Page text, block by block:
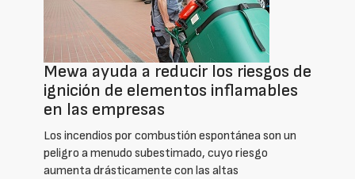
Mewa ayuda a reducir los riesgos de
ignición de elementos inflamables
en las empresas
Los incendios por combustión espontánea son un
peligro a menudo subestimado, cuyo riesgo
aumenta drásticamente con las altas